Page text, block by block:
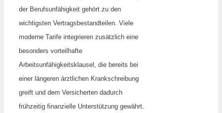
der Berufsunfähigkeit gehört zu den
wichtigsten Vertragsbestandteilen. Viele
moderne Tarife integrieren zusätzlich eine
besonders vorteilhafte
Arbeitsunfähigkeitsklausel, die bereits bei
einer längeren ärztlichen Krankschreibung
greift und dem Versicherten dadurch
frühzeitig finanzielle Unterstützung gewährt.